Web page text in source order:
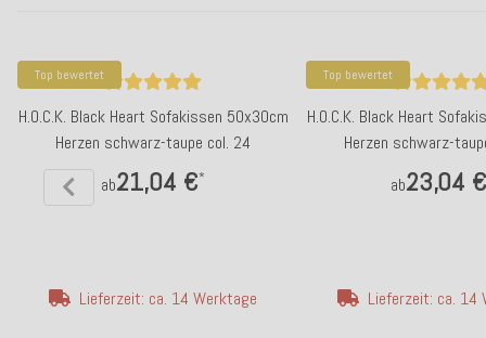
Top bewertet
H.O.C.K. Black Heart Sofakissen 50x30cm
Herzen schwarz-taupe col. 24
ab21,04 €*
Lieferzeit: ca. 14 Werktage
Top bewertet
H.O.C.K. Black Heart
Herzen schwarz-
ab23,04 €
Lieferzeit: ca. 14